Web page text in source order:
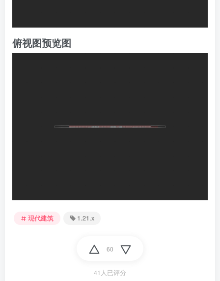
俯视图预览图
现代建筑 1.21.x
60
41人已评分